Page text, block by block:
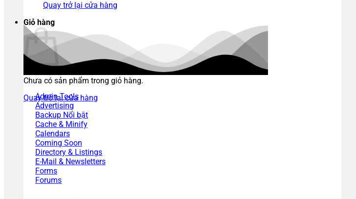
Quay trở lại cửa hàng
Giỏ hàng
Chưa có sản phẩm trong giỏ hàng.
Quay trở lại cửa hàng
Admin Tools
Advertising
Backup
Cache & Minify
Calendars
Coming Soon
Directory & Listings
E-Mail & Newsletters
Forms
Forums